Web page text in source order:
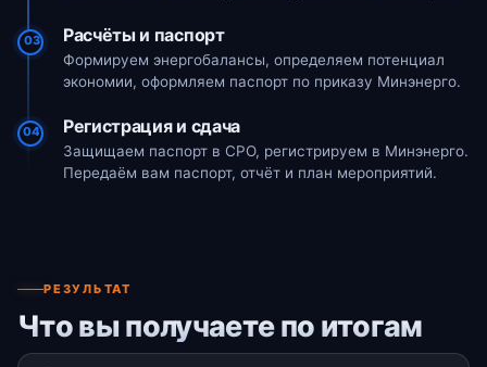
03 Расчёты и паспорт
Формируем энергобалансы, определяем потенциал
экономии, оформляем паспорт по приказу Минэнерго.
04 Регистрация и сдача
Защищаем паспорт в СРО, регистрируем в Минэнерго.
Передаём вам паспорт, отчёт и план мероприятий.
РЕЗУЛЬТАТ
Что вы получаете по итогам